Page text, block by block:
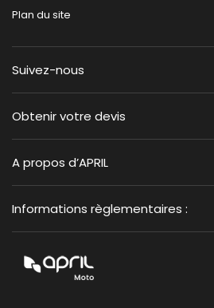
Plan du site
Suivez-nous
Obtenir votre devis
A propos d’APRIL
Informations règlementaires :